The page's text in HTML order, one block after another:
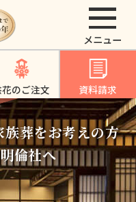
のご注文 資料請求
族葬をお考えの方
倫社へ